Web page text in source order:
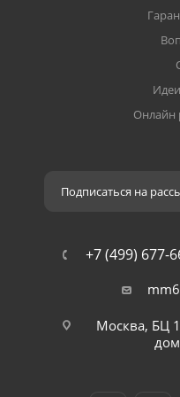
Онлайн
Подписаться на
+7 (499) 677-
Москва, БЦ